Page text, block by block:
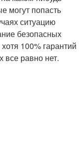
могут попасть
ситуацию
безопасных
100% гарантий
все равно нет.